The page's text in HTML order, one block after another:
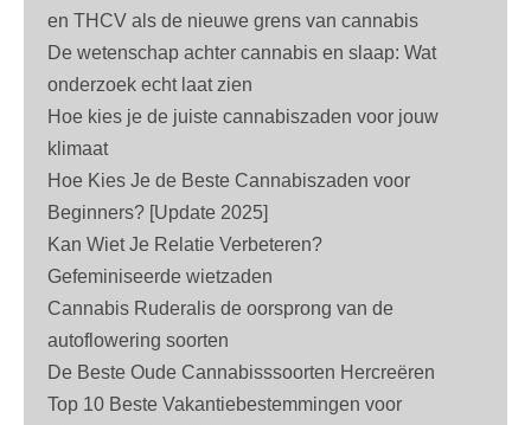
en THCV als de nieuwe grens van cannabis
De wetenschap achter cannabis en slaap: Wat
onderzoek echt laat zien
Hoe kies je de juiste cannabiszaden voor jouw
klimaat
Hoe Kies Je de Beste Cannabiszaden voor
Beginners? [Update 2025]
Kan Wiet Je Relatie Verbeteren?
Gefeminiseerde wietzaden
Cannabis Ruderalis de oorsprong van de
autoflowering soorten
De Beste Oude Cannabisssoorten Hercreëren
Top 10 Beste Vakantiebestemmingen voor